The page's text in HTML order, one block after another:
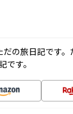
の旅日記です
です。